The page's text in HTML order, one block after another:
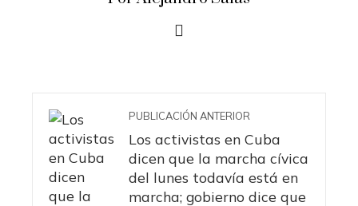
PUBLICACIÓN ANTERIOR
Los activistas en Cuba
dicen que la marcha cívica
del lunes todavía está en
marcha; gobierno dice que